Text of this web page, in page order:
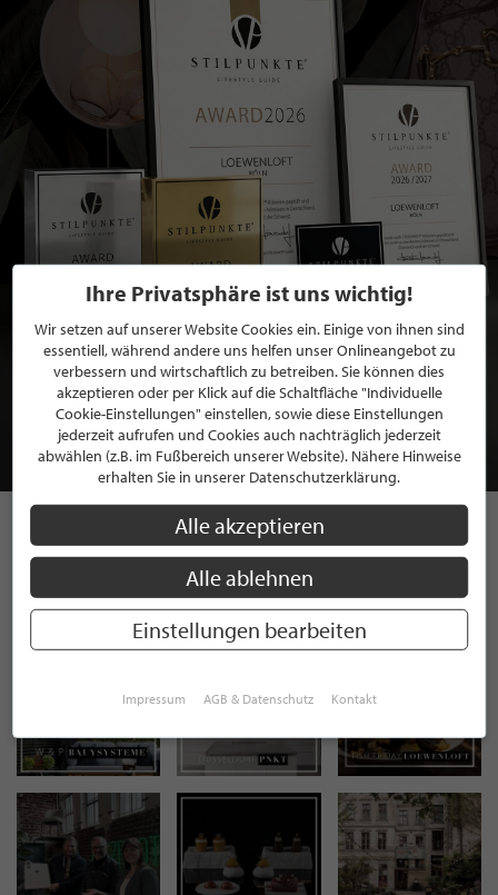
BEWERBEN SIE SICH FÜR EINE GRATIS
MITGLIEDSCHAFT BEI STILPUNKTE®
JETZT GRATIS BEWERBEN
STILPUNKTE AUF
INSTAGRAM
Ihre Privatsphäre ist uns wichtig!
Wir setzen auf unserer Website Cookies ein. Einige von ihnen sind
essentiell, während andere uns helfen unser Onlineangebot zu
verbessern und wirtschaftlich zu betreiben. Sie können dies
akzeptieren oder per Klick auf die Schaltfläche "Individuelle
Cookie-Einstellungen" einstellen, sowie diese Einstellungen
jederzeit aufrufen und Cookies auch nachträglich jederzeit
abwählen (z.B. im Fußbereich unserer Website). Nähere Hinweise
erhalten Sie in unserer Datenschutzerklärung.
Alle akzeptieren
Alle ablehnen
Einstellungen bearbeiten
Impressum AGB & Datenschutz Kontakt